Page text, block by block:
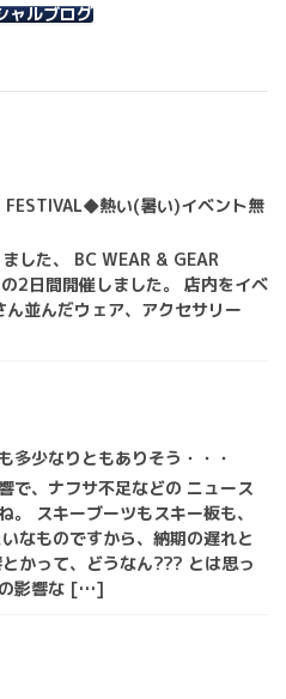
ャルブログ
FESTIVAL◆熱い(暑い)イベント無
した、 BC WEAR & GEAR
2日間開催しました。 店内をイベ
並んだウェア、アクセサリー
多少なりともありそう・・・
で、ナフサ不足などの ニュース
。 スキーブーツもスキー板も、
なものですから、納期の遅れと
かって、どうなん??? とは思っ
の影響な […]